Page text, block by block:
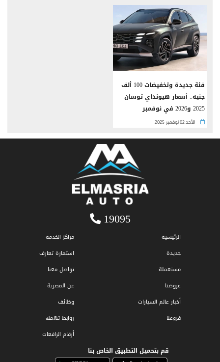
فئة جديدة وتخفيضات 100 ألف
جنيه.. أسعار هيونداي توسان
2025 و2026 في نوفمبر
الأحد 02 نوفمبر 2025
19095
الرئيسية
جديدة
مستعملة
عروضنا
أخبار عالم السيارات
فروعنا
مراكز الخدمة
استمارة تعارف
تواصل معنا
عن المصرية
وظائف
روابط تهمك
أرقام الرافعات
قم بتحميل التطبيق الخاص بنا